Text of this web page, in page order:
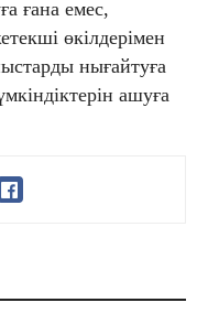
ғана емес,
өкілдерімен
нығайтуға
ашуға